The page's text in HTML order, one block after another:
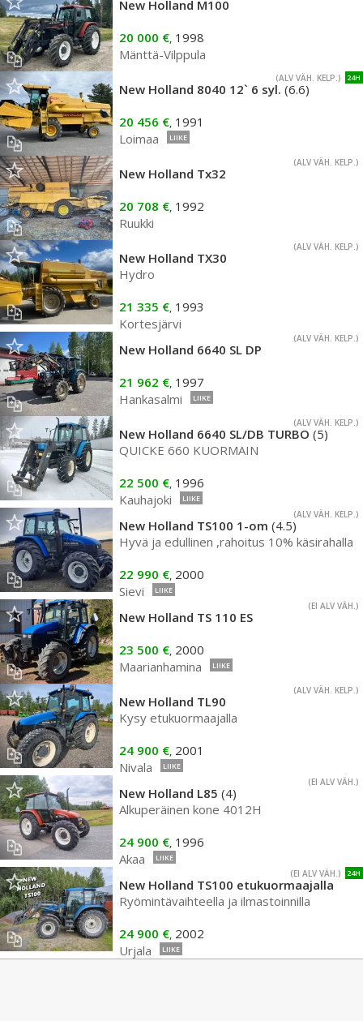
New Holland M100
20 000 €, 1998
Mänttä-Vilppula
24H
(ALV VÄH. KELP.)
New Holland 8040 12` 6 syl. (6.6)
20 456 €, 1991
Loimaa
LIIKE
(ALV VÄH. KELP.)
New Holland Tx32
20 708 €, 1992
Ruukki
(ALV VÄH. KELP.)
New Holland TX30
Hydro
21 335 €, 1993
Kortesjärvi
(ALV VÄH. KELP.)
New Holland 6640 SL DP
21 962 €, 1997
Hankasalmi
LIIKE
(ALV VÄH. KELP.)
New Holland 6640 SL/DB TURBO (5)
QUICKE 660 KUORMAIN
22 500 €, 1996
Kauhajoki
LIIKE
(ALV VÄH. KELP.)
New Holland TS100 1-om (4.5)
Hyvä ja edullinen ,rahoitus 10% käsirahalla
22 990 €, 2000
Sievi
LIIKE
(EI ALV VÄH.)
New Holland TS 110 ES
23 500 €, 2000
Maarianhamina
LIIKE
(ALV VÄH. KELP.)
New Holland TL90
Kysy etukuormaajalla
24 900 €, 2001
Nivala
LIIKE
(EI ALV VÄH.)
New Holland L85 (4)
Alkuperäinen kone 4012H
24 900 €, 1996
Akaa
LIIKE
24H
(EI ALV VÄH.)
New Holland TS100 etukuormaajalla
Ryömintävaihteella ja ilmastoinnilla
24 900 €, 2002
Urjala
LIIKE